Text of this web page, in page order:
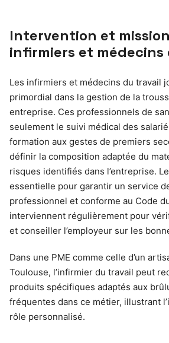
Intervention et
infirmiers et médecins
Les infirmiers et médecins du travail
primordial dans la gestion de la
entreprise. Ces professionnels de
seulement le suivi médical des
formation aux gestes de premiers
définir la composition adaptée du
risques identifiés dans l’entreprise.
essentielle pour garantir un service
professionnel et conforme au Code
interviennent régulièrement pour
et conseiller l’employeur sur les
Dans une PME comme celle d’un
Toulouse, l’infirmier du travail peut
produits spécifiques adaptés aux
fréquentes dans ce métier, illustrant
rôle personnalisé.